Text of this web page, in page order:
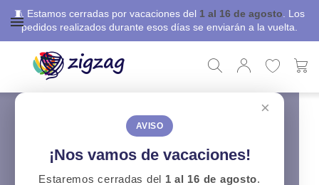
🧵 Estamos cerradas por vacaciones del 1 al 16 de agosto . Los
pedidos realizados durante esos días se enviarán a la vuelta.
×
AVISO
¡Nos vamos de vacaciones!
Estaremos cerradas del 1 al 16 de agosto.
Cuentavueltas